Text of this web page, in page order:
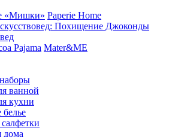
«Мишки» Paperie Home
Похищение Джоконды
Pajama Mater&ME
ванной
кухни
белье
дома